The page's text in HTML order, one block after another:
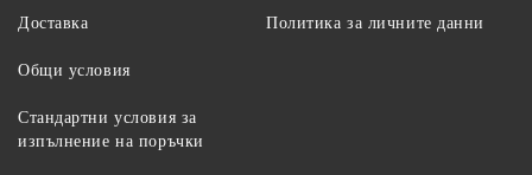
Доставка Политика за личните данни
Общи условия
Стандартни условия за
изпълнение на поръчки